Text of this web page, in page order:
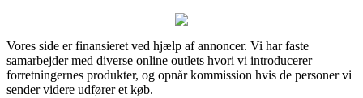
Vores side er finansieret ved hjælp af annoncer. Vi har faste
samarbejder med diverse online outlets hvori vi introducerer
forretningernes produkter, og opnår kommission hvis de personer vi
sender videre udfører et køb.